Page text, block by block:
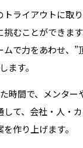
トライアウトに取
むことができます
ムで力をあわせ、”
ます。
時間で、メンター
して、会社・人・
作り上げます。